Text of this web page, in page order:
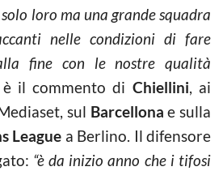
loro ma una grande squadra
nelle condizioni di fare
fine con le nostre qualità
il commento di Chiellini, ai
sul Barcellona e sulla
League a Berlino. Il difensore
“è da inizio anno che i tifosi